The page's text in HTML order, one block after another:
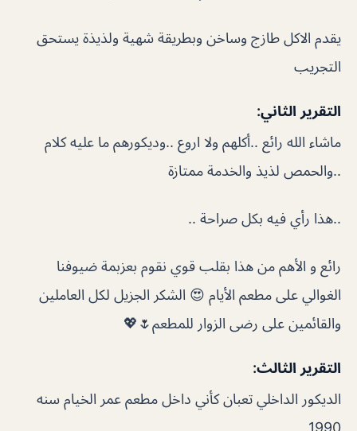
يقدم الاكل طازج وساخن وبطريقة شهية ولذيذة يستحق
التجريب
التقرير الثاني:
ماشاء الله رائع ..أكلهم ولا اروع ..وديكورهم ما عليه كلام
..والحمص لذيذ والخدمة ممتازة
..هذا رأي فيه بكل صراحة ..
رائع و الأهم من هذا بقلب قوي نقوم بعزبمة ضيوفنا
الغوالي على مطعم الأيام 😍 الشكر الجزيل لكل العاملين
والقائمين على رضى الزوار للمطعم🌷💖
التقرير الثالث:
الديكور الداخلي تعبان كأني داخل مطعم عمر الخيام سنه